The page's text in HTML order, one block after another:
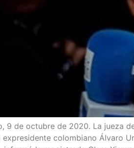
9 de octu­bre de 2020. La jue­za
colom­biano Álva­ro